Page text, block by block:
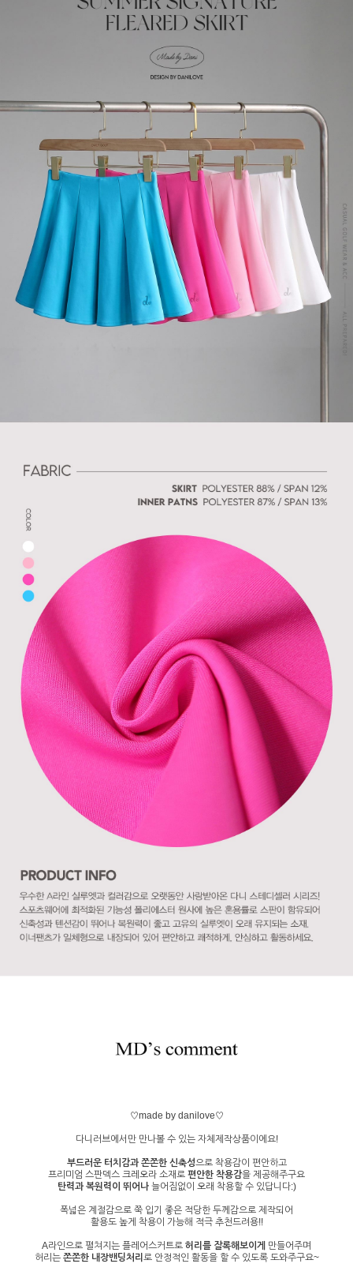
♡made by danilove♡
다니러브에서만 만나볼 수 있는 자체제작상품이에요!
부드러운 터치감과 쫀쫀한 신축성으로 착용감이 편안하고
프리미엄 스판덱스 크레오라 소재로 편안한 착용감을 제공해주구요
탄력과 복원력이 뛰어나늘어짐없이 오래 착용할 수 있답니다:)
폭넓은 계절감으로 쭉 입기 좋은 적당한 두께감으로 제작되어
활용도 높게 착용이 가능해 적극 추천드려용!!
A라인으로 펼쳐지는 플레어스커트로 허리를 잘록해보이게 만들어주며
허리는쫀쫀한 내장밴딩처리 로 안정적인 활동을 할 수 있도록 도와주구요~